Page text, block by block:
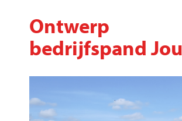
Ontwerp
bedrijfspand